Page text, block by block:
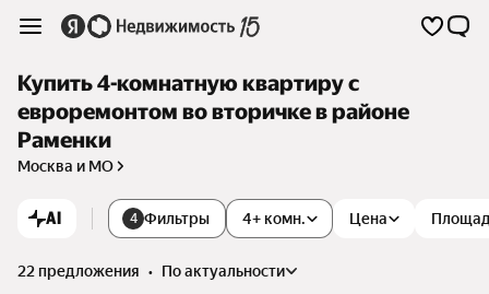
Купить 4-комнатную квартиру с
евроремонтом во вторичке в районе
Раменки
Москва и МО
AI 4 Фильтры 4+ комн. Цена
22 предложения •
по актуальности